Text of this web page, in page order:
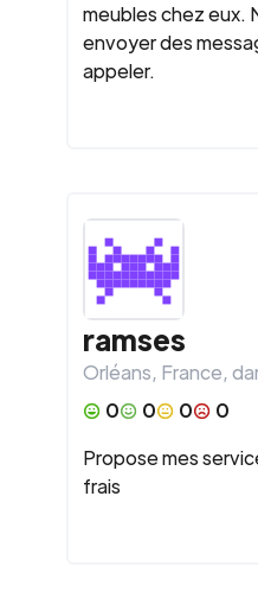
meubles chez eux.
envoyer des
appeler.
ramses
Orléans, France,
0
0 0
0
Propose mes
frais